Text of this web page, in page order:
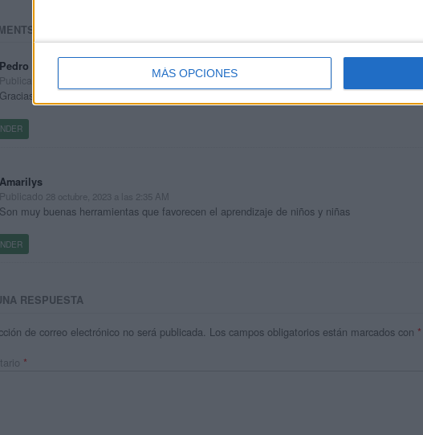
MÁS OPCIONES
Pedro Sanchez Guzman
Publicado 27 octubre, 2023 a las 12:09 AM
Gracias por compartir estos excelentes materiales didácticos.
Amarilys
Publicado 28 octubre, 2023 a las 2:35 AM
Son muy buenas herramientas que favorecen el aprendizaje de niños y niñas
RESPUESTA
de correo electrónico no será publicada. Los campos obligatorios están marcados con *
*